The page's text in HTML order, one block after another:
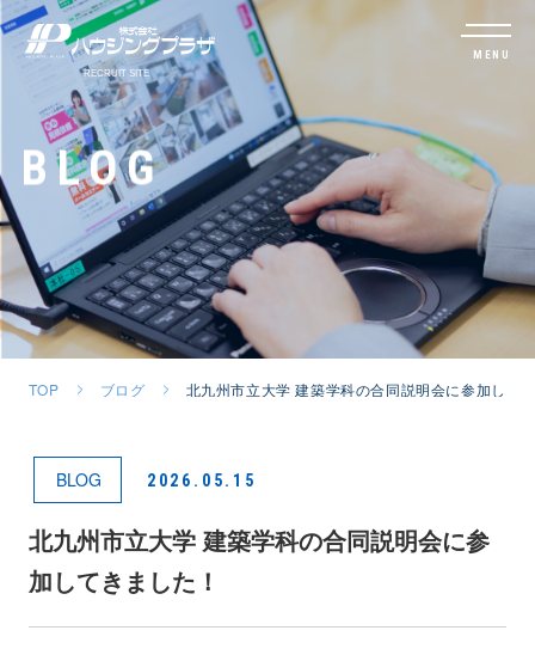
MENU
BLOG
TOP ブログ 北九州市立大学 建築学科の合同説明会に参加して
BLOG 2026.05.15
北九州市立大学 建築学科の合同説明会に参
加してきました！